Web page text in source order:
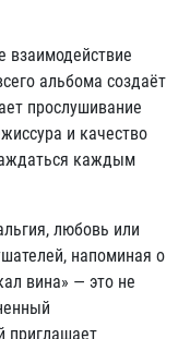
взаимодействие
альбома создаёт
прослушивание
и качество
каждым
любовь или
напоминая о
вина» — это не
приглашает